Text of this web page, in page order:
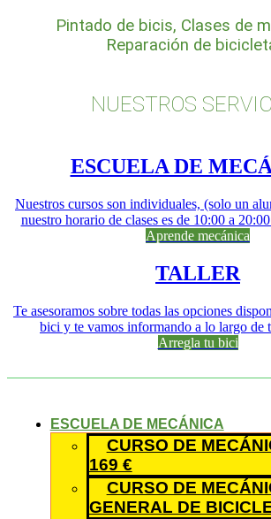
Pintado de bicis, Clases de
Reparación de
NUESTROS
ESCUELA DE
Nuestros cursos son individuales, (solo un
nuestro horario de clases es de 10:00 a
Aprende mecánica
TALLER
Te asesoramos sobre todas las opciones
bici y te vamos informando a lo largo de
Arregla tu bici
ESCUELA DE MECÁNICA
CURSO DE
169 €
CURSO DE
GENERAL DE